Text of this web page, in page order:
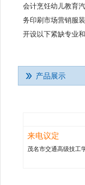
会计烹饪幼儿教育
务印刷市场营销服
开设以下紧缺专业
产品展示
来电议定
茂名市交通高级技工